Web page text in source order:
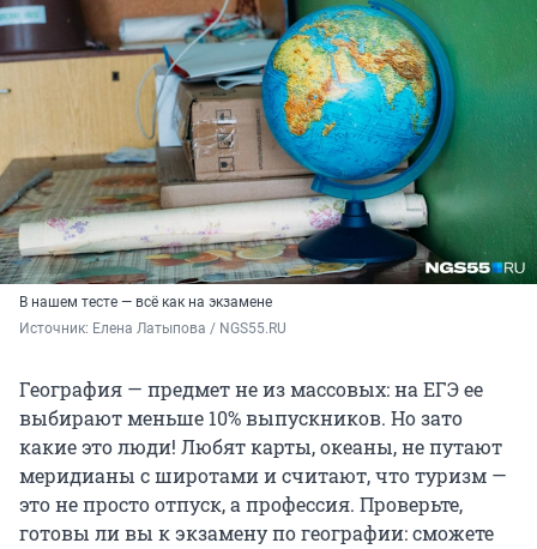
В нашем тесте — всё как на экзамене
Источник: Елена Латыпова / NGS55.RU
География — предмет не из массовых: на ЕГЭ ее
выбирают меньше 10% выпускников. Но зато
какие это люди! Любят карты, океаны, не путают
меридианы с широтами и считают, что туризм —
это не просто отпуск, а профессия. Проверьте,
готовы ли вы к экзамену по географии: сможете